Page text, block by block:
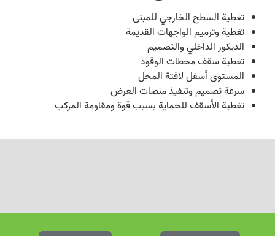
تغطية السطح الخارجي للمبنى
تغطية وترميم الواجهات القديمة
الديكور الداخلي والتصميم
تغطية سقف محطات الوقود
المستوى أسفل لافتة المحل
سرعة تصميم وتنفيذ منصات العرض
تغطية الأسقف للحماية بسبب قوة ومقاومة المركب